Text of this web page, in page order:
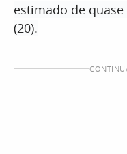
estimado de
(20).